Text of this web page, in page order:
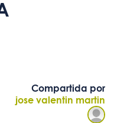
Compartida por
jose valentin martin